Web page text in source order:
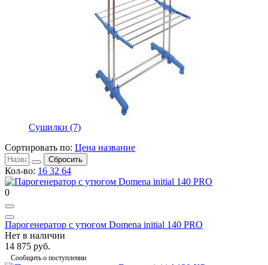
Сушилки (7)
Сортировать по: Цена название
Сбросить
Кол-во: 16 32 64
0
Парогенератор с утюгом Domena initial 140 PRO
Нет в наличии
14 875 руб.
Сообщить о поступлении